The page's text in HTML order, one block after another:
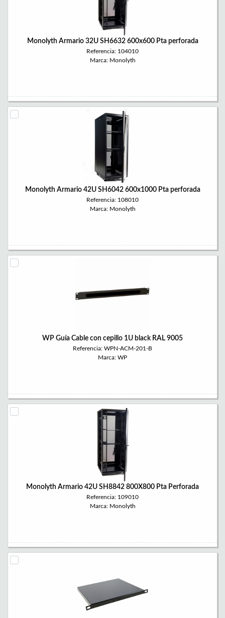
Monolyth Armario 32U SH6632 600x600 Pta perforada
Referencia: 104010
Marca: Monolyth
Monolyth Armario 42U SH6042 600x1000 Pta perforada
Referencia: 108010
Marca: Monolyth
WP Guía Cable con cepillo 1U black RAL 9005
Referencia: WPN-ACM-201-B
Marca: WP
Monolyth Armario 42U SH8842 800X800 Pta Perforada
Referencia: 109010
Marca: Monolyth